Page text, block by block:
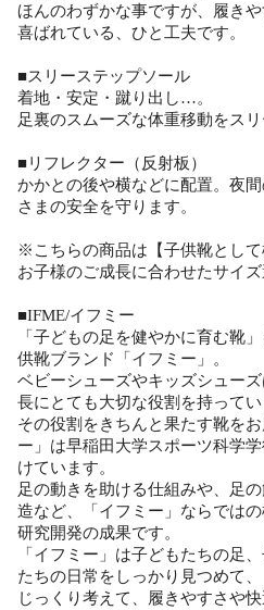
ほんのわずかな事ですが、履き
喜ばれている、ひと工夫です。
■スリーステップソール
着地・安定・蹴り出し…。
足裏のスムーズな体重移動をス
■リフレクター（反射板）
かかとの後や横などに配置。夜
さまの安全を守ります。
※こちらの商品は【子供靴として
お子様のご成長に合わせたサイ
■IFME/イフミー
「子どもの足を健やかに育む靴
供靴ブランド「イフミー」。
ベビーシューズやキッズシュー
長にとても大切な役割を持ってい
その役割をきちんと果たす靴を
ー」は早稲田大学スポーツ科学
けています。
足の動きを助ける仕組みや、足
造など、「イフミー」ならでは
研究開発の成果です。
「イフミー」は子どもたちの足
たちの日常をしっかり見つめて、
じっくり考えて、履きやすさや